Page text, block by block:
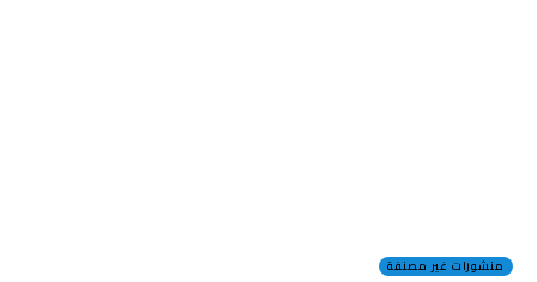
منشورات غير مصنفة